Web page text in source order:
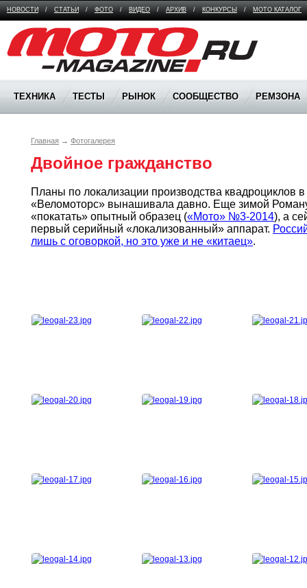
НОВОСТИ / СТАТЬИ / ФОТО / ВИДЕО / АРХИВ / КОНКУРСЫ / МОТО КАТАЛОГ
Moto Magazine
ТЕХНИКА ТЕСТЫ РЫНОК СООБЩЕСТВО РЕМЗОНА
Главная → Фотогалерея
Двойное гражданство
Планы по локализации производства квадроциклов
«Веломоторс» вынашивала давно. Еще зимой
«покатать» опытный образец («Мото» №3-2014), а
первый серийный «локализованный» аппарат.
лишь с оговоркой, но это уже и не «китаец».